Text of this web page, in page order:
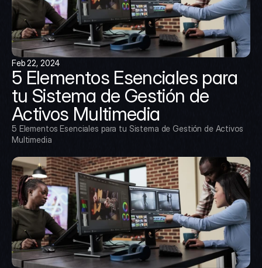
Feb 22, 2024
5 Elementos Esenciales para
tu Sistema de Gestión de
Activos Multimedia
5 Elementos Esenciales para tu Sistema de Gestión de Activos
Multimedia